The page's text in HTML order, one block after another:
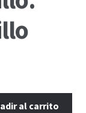
al carrito